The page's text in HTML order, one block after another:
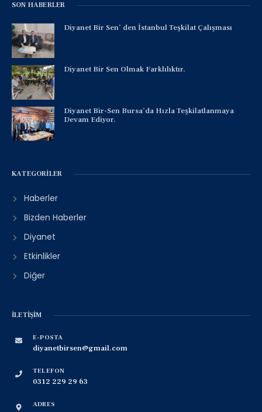
SON HABERLER
Diyanet Bir Sen’ den İstanbul Teşkilat Çalışması
Diyanet Bir Sen Olmak Farklılıktır.
Diyanet Bir-Sen Bursa’da Hızla Teşkilatlanmaya
Devam Ediyor.
KATEGORILER
Haberler
Bizden Haberler
Diyanet
Etkinlikler
Diğer
İLETIŞIM
E-POSTA
diyanetbirsen@gmail.com
TELEFON
0312 229 29 63
ADRES